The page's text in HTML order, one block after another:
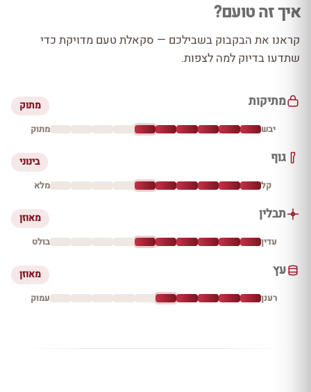
איך זה טועם?
קראנו את הבקבוק בשבילכם — סקאלת טעם מדויקת כדי
שתדעו בדיוק למה לצפות.
מתיקות מתוק
יבש מתוק
גוף בינוני
קל מלא
תבלין מאוזן
עדין בולט
עץ מאוזן
רענן עמוק